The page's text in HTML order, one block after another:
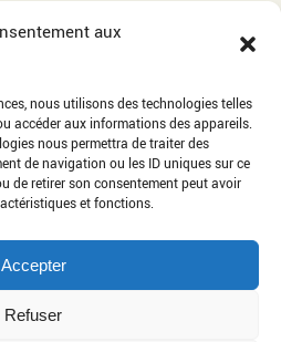
aux
nous utilisons des technologies telles
accéder aux informations des appareils.
nous permettra de traiter des
de navigation ou les ID uniques sur ce
de retirer son consentement peut avoir
et fonctions.
Accepter
Refuser
Citations
photos
légales